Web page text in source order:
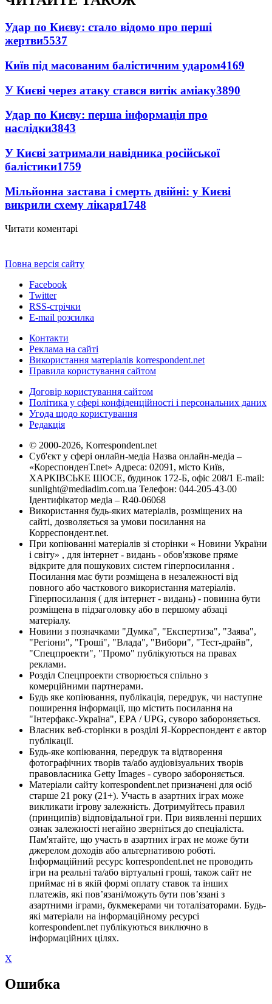
Удар по Києву: стало відомо про перші
жертви5537
Київ під масованим балістичним ударом4169
У Києві через атаку стався витік аміаку3890
Удар по Києву: перша інформація про
наслідки3843
У Києві затримали навідника російської
балістики1759
Мільйонна застава і смерть двійні: у Києві
викрили схему лікаря1748
Читати коментарі
Повна версія сайту
Facebook
Twitter
RSS-стрічки
E-mail розсилка
Контакти
Реклама на сайті
Використання матеріалів korrespondent.net
Правила користування сайтом
Договір користування сайтом
Політика у сфері конфіденційності і персональних даних
Угода щодо користування
Редакція
© 2000-2026, Korrespondent.net
Суб'єкт у сфері онлайн-медіа Назва онлайн-медіа –
«КореспонденТ.net» Адреса: 02091, місто Київ,
ХАРКІВСЬКЕ ШОСЕ, будинок 172-Б, офіс 208/1 E-mail:
sunlight@mediadim.com.ua Телефон: 044-205-43-00
Ідентифікатор медіа – R40-06068
Використання будь-яких матеріалів, розміщених на
сайті, дозволяється за умови посилання на
Корреспондент.net.
При копіюванні матеріалів зі сторінки « Новини України
і світу» , для інтернет - видань - обов'язкове пряме
відкрите для пошукових систем гіперпосилання .
Посилання має бути розміщена в незалежності від
повного або часткового використання матеріалів.
Гіперпосилання ( для інтернет - видань) - повинна бути
розміщена в підзаголовку або в першому абзаці
матеріалу.
Новини з позначками "Думка", "Експертиза", "Заява",
"Регіони", "Гроші", "Влада", "Вибори", "Тест-драйв",
"Спецпроекти", "Промо" публікуються на правах
реклами.
Розділ Спецпроекти створюється спільно з
комерційними партнерами.
Будь яке копіювання, публікація, передрук, чи наступне
поширення інформації, що містить посилання на
"Інтерфакс-Україна", EPA / UPG, суворо забороняється.
Власник веб-сторінки в розділі Я-Корреспондент є автор
публікації.
Будь-яке копіювання, передрук та відтворення
фотографічних творів та/або аудіовізуальних творів
правовласника Getty Images - суворо забороняється.
Матеріали сайту korrespondent.net призначені для осіб
старше 21 року (21+). Участь в азартних іграх може
викликати ігрову залежність. Дотримуйтесь правил
(принципів) відповідальної гри. При виявленні перших
ознак залежності негайно зверніться до спеціаліста.
Пам'ятайте, що участь в азартних іграх не може бути
джерелом доходів або альтернативою роботі.
Інформаційний ресурс korrespondent.net не проводить
ігри на реальні та/або віртуальні гроші, також сайт не
приймає ні в якій формі оплату ставок та інших
платежів, які пов’язані/можуть бути пов’язані з
азартними іграми, букмекерами чи тоталізаторами. Будь-
які матеріали на інформаційному ресурсі
korrespondent.net публікуються виключно в
інформаційних цілях.
X
Ошибка